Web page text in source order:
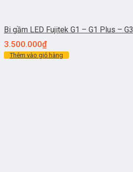
Bi gầm LED Fujitek G1 – G1 Plus – G3
3.500.000₫
Thêm vào giỏ hàng